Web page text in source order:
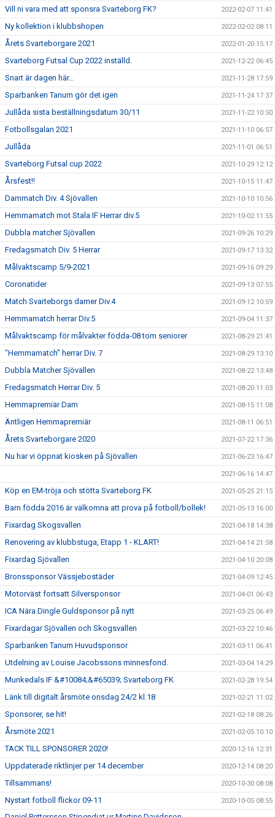
Vill ni vara med att sponsra Svarteborg FK? 2022-02-07 11:41
Ny kollektion i klubbshopen 2022-02-02 08:11
Årets Svarteborgare 2021 2022-01-20 15:17
Svarteborg Futsal Cup 2022 inställd. 2021-12-22 06:45
Snart är dagen här… 2021-11-28 17:59
Sparbanken Tanum gör det igen 2021-11-24 17:37
Jullåda sista beställningsdatum 30/11 2021-11-22 10:50
Fotbollsgalan 2021 2021-11-10 06:57
Jullåda 2021-11-01 06:51
Svarteborg Futsal cup 2022 2021-10-29 12:12
Årsfest!! 2021-10-15 11:47
Dammatch Div. 4 Sjövallen 2021-10-10 10:56
Hemmamatch mot Stala IF Herrar div.5 2021-10-02 11:55
Dubbla matcher Sjövallen 2021-09-26 10:29
Fredagsmatch Div. 5 Herrar 2021-09-17 13:32
Målvaktscamp 5/9-2021 2021-09-16 09:29
Coronatider 2021-09-13 07:55
Match Svarteborgs damer Div.4 2021-09-12 10:59
Hemmamatch herrar Div.5 2021-09-04 11:37
Målvaktscamp för målvakter födda-08 tom seniorer 2021-08-29 21:41
"Hemmamatch" herrar Div. 7 2021-08-29 13:10
Dubbla Matcher Sjövallen 2021-08-22 13:48
Fredagsmatch Herrar Div. 5 2021-08-20 11:03
Hemmapremiär Dam 2021-08-15 11:08
Äntligen Hemmapremiär 2021-08-11 06:51
Årets Svarteborgare 2020 2021-07-22 17:36
Nu har vi öppnat kiosken på Sjövallen 2021-06-23 16:47
2021-06-16 14:47
Köp en EM-tröja och stötta Svarteborg FK 2021-05-25 21:15
Barn födda 2016 är välkomna att prova på fotboll/bollek! 2021-05-13 16:00
Fixardag Skogsvallen 2021-04-18 14:38
Renovering av klubbstuga, Etapp 1 - KLART! 2021-04-14 21:58
Fixardag Sjövallen 2021-04-10 20:08
Bronssponsor Vässjebostäder 2021-04-09 12:45
Motorväst fortsatt Silversponsor 2021-04-01 06:43
ICA Nära Dingle Guldsponsor på nytt 2021-03-25 06:49
Fixardagar Sjövallen och Skogsvallen 2021-03-22 10:46
Sparbanken Tanum Huvudsponsor 2021-03-11 06:41
Utdelning av Louise Jacobssons minnesfond. 2021-03-04 14:29
Munkedals IF &#10084;&#65039; Svarteborg FK 2021-02-28 19:54
Länk till digitalt årsmöte onsdag 24/2 kl.18 2021-02-21 11:02
Sponsorer, se hit! 2021-02-18 08:26
Årsmöte 2021 2021-02-05 10:10
TACK TILL SPONSORER 2020! 2020-12-16 12:31
Uppdaterade riktlinjer per 14 december 2020-12-14 08:20
Tillsammans! 2020-10-30 08:08
Nystart fotboll flickor 09-11 2020-10-05 08:55